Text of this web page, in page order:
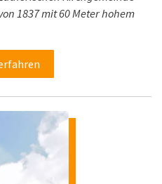
1837 mit 60 Meter hohem